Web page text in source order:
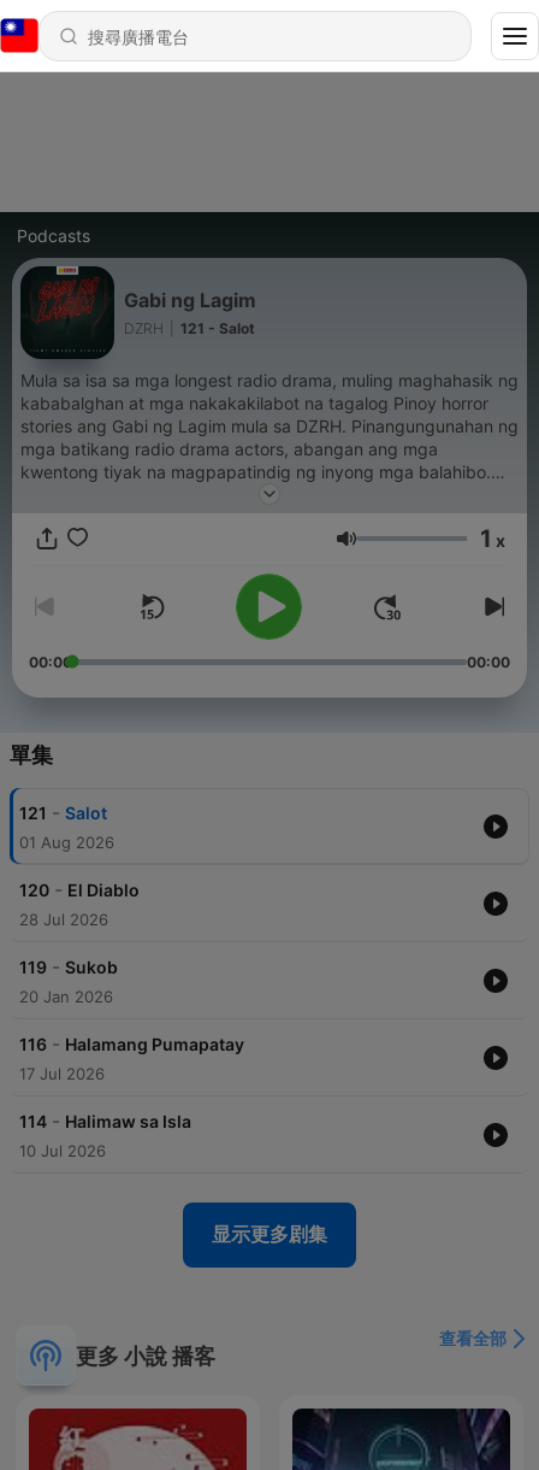
Podcasts
Gabi ng Lagim
DZRH 121 - Salot
Mula sa isa sa mga longest radio drama, muling maghahasik ng
kababalghan at mga nakakakilabot na tagalog Pinoy horror
stories ang Gabi ng Lagim mula sa DZRH. Pinangungunahan ng
mga batikang radio drama actors, abangan ang mga
kwentong tiyak na magpapatindig ng inyong mga balahibo.
Abangan ang mga bagong episodes tuwing Lunes, 6:00 p.m.
https://forms.office.com/r/nbvpgsESjk
音量 1 x
00:00 00:00
單集
121 - Salot
01 Aug 2026
120 - El Diablo
28 Jul 2026
119 - Sukob
20 Jan 2026
116 - Halamang Pumapatay
17 Jul 2026
114 - Halimaw sa Isla
10 Jul 2026
显示更多剧集
更多 小說 播客
查看全部